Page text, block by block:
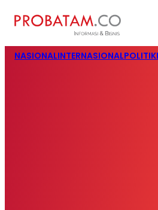
NASIONALINTERNASIONALPOLITIK